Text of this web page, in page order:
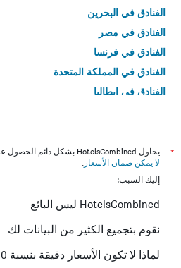
الفنادق في البحرين
الفنادق في مصر
الفنادق في فرنسا
الفنادق في المملكة المتحدة
الفنادق في إيطاليا
*
يحاول HotelsCombined بشكل دائم الحصول على الأسعار الدقيقة، ولكن
لا يمكن ضمان الأسعار .
إليك السبب:
HotelsCombined ليس البائع
نقوم بتجميع الكثير من البيانات لك
لماذا لا تكون الأسعار دقيقة بنسبة 100٪؟